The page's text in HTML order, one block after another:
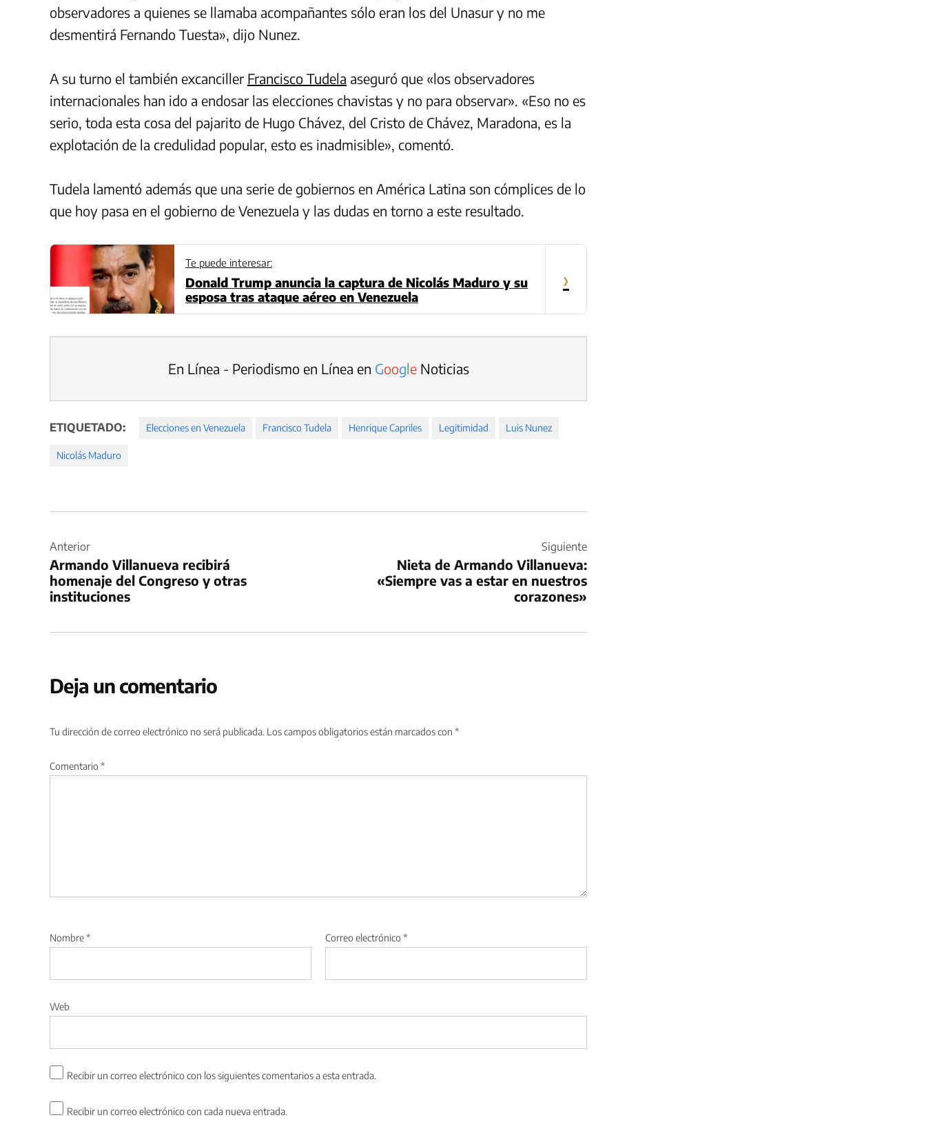
observadores a quienes se llamaba acompañantes sólo eran los del Unasur y no me
desmentirá Fernando Tuesta», dijo Nunez.
A su turno el también excanciller Francisco Tudela aseguró que «los observadores
internacionales han ido a endosar las elecciones chavistas y no para observar». «Eso no es
serio, toda esta cosa del pajarito de Hugo Chávez, del Cristo de Chávez, Maradona, es la
explotación de la credulidad popular, esto es inadmisible», comentó.
Tudela lamentó además que una serie de gobiernos en América Latina son cómplices de lo
que hoy pasa en el gobierno de Venezuela y las dudas en torno a este resultado.
Te puede interesar:
Donald Trump anuncia la captura de Nicolás Maduro y su
esposa tras ataque aéreo en Venezuela
›
En Línea - Periodismo en Línea en GoogleNoticias
ETIQUETADO: Elecciones en Venezuela Francisco Tudela Henrique Capriles Legitimidad Luis Nunez
Nicolás Maduro
de
entradas
Anterior
Armando Villanueva recibirá
homenaje del Congreso y otras
instituciones
Siguiente
Nieta de Armando Villanueva:
«Siempre vas a estar en nuestros
corazones»
Deja un comentario
Tu dirección de correo electrónico no será publicada. Los campos obligatorios están marcados con *
Comentario *
Nombre* Correo electrónico *
Web
Recibir un correo electrónico con los siguientes comentarios a esta entrada.
Recibir un correo electrónico con cada nueva entrada.